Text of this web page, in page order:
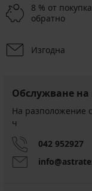
8 % от
обратно
Изгодна
Обслужване на
На разположение
ч
042 952927